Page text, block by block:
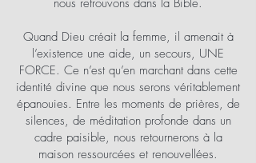
nous retrouvons dans la Bible.
Quand Dieu créait la femme, il amenait à
l’existence une aide, un secours, UNE
FORCE. Ce n’est qu’en marchant dans cette
identité divine que nous serons véritablement
épanouies. Entre les moments de prières, de
silences, de méditation profonde dans un
cadre paisible, nous retournerons à la
maison ressourcées et renouvellées.